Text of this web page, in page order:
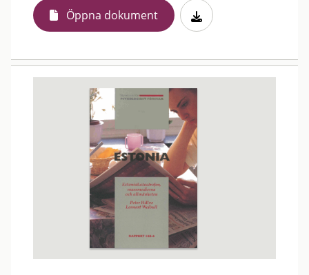
Öppna dokument